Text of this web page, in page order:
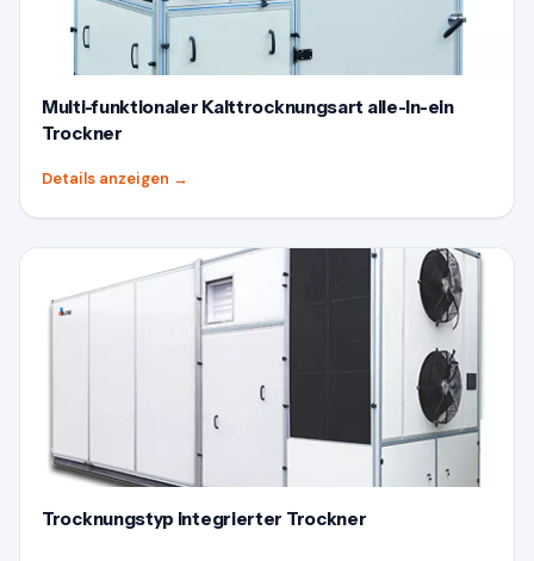
Multi-funktionaler Kalttrocknungsart alle-In-ein
Trockner
Details anzeigen →
Trocknungstyp integrierter Trockner